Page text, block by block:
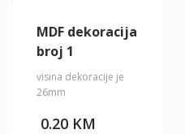
MDF dekoracija
broj 1
visina dekoracije je
26mm
0.20 KM